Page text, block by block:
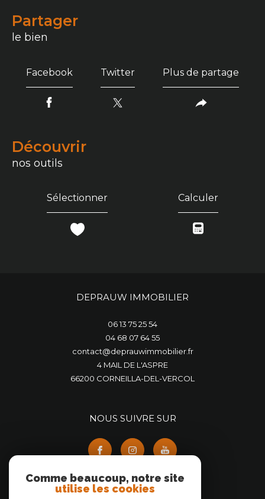
partager
le bien
Facebook Twitter Plus de partage
découvrir
nos outils
Sélectionner Calculer
DEPRAUW IMMOBILIER
06 13 75 25 54
04 68 07 64 55
contact@deprauwimmobilier.fr
4 MAIL DE L'ASPRE
66200
CORNEILLA-DEL-VERCOL
NOUS SUIVRE SUR
Comme beaucoup, notre site
utilise les cookies